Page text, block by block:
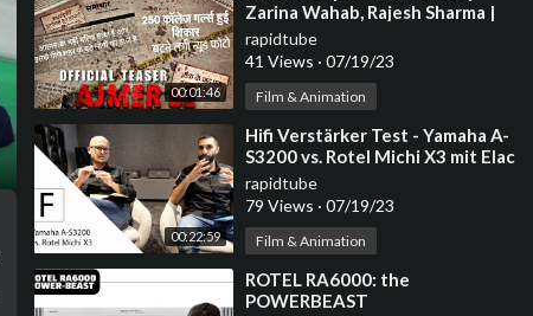
00:01:46
Zarina Wahab, Rajesh Sharma |
14th July | Max Pro Studio
rapidtube
41 Views · 07/19/23
Film & Animation
00:22:59
⁣Hifi Verstärker Test - Yamaha A-
S3200 vs. Rotel Michi X3 mit Elac
Vels FS408 und Rega Planar 10!
rapidtube
79 Views · 07/19/23
Film & Animation
⁣ROTEL RA6000: the
POWERBEAST